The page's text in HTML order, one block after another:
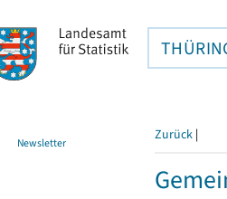
Newsletter Zurück |